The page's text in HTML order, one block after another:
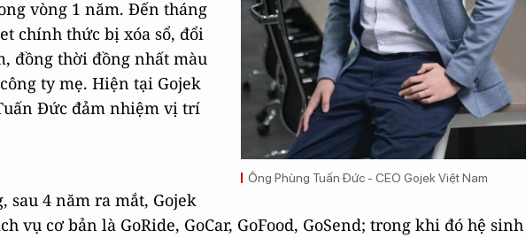
Ông Phùng Tuấn Đức - CEO Gojek Việt Nam
vòng 1 năm. Đến tháng
chính thức bị xóa sổ, đổi
đồng thời đồng nhất màu
ty mẹ. Hiện tại Gojek
Đức đảm nhiệm vị trí
sau 4 năm ra mắt, Gojek
vụ cơ bản là GoRide, GoCar, GoFood, GoSend; trong khi đó hệ sinh